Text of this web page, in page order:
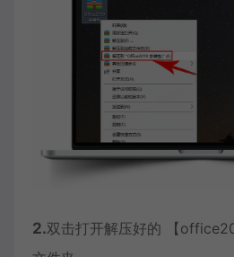
2.双击打开解压好的 【